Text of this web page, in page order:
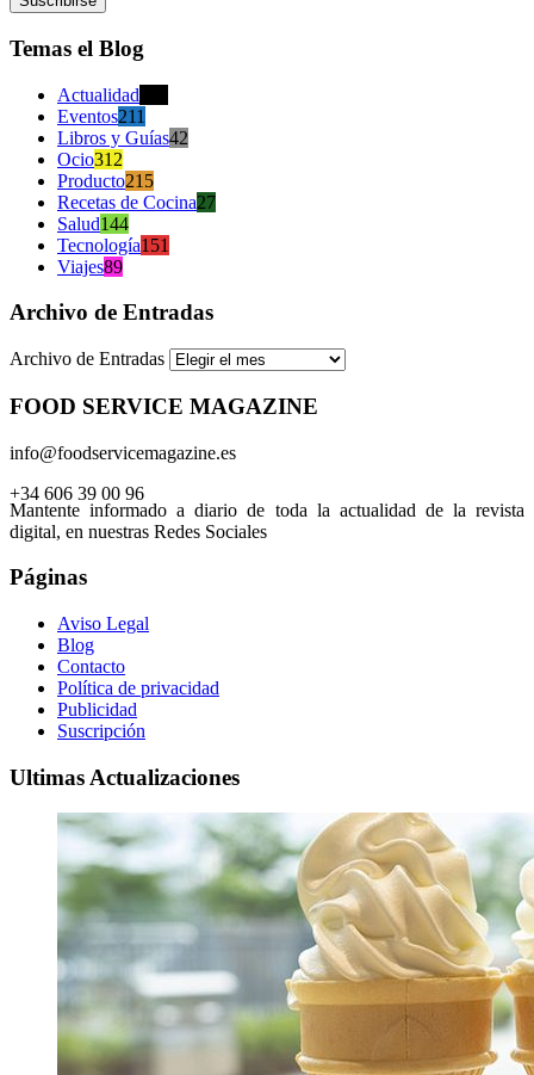
Temas el Blog
Actualidad
Eventos211
Libros y Guías42
Ocio312
Producto215
Recetas de Cocina27
Salud144
Tecnología151
Viajes89
Archivo de Entradas
Archivo de Entradas
FOOD SERVICE MAGAZINE
info@foodservicemagazine.es
+34 606 39 00 96
Mantente informado a diario de toda la actualidad de la revista
digital, en nuestras Redes Sociales
Páginas
Aviso Legal
Blog
Contacto
Política de privacidad
Publicidad
Suscripción
Ultimas Actualizaciones